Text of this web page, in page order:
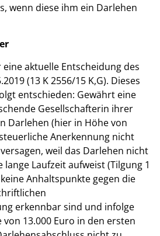
wenn diese ihm ein Darlehen
aktuelle Entscheidung des
(13 K 2556/15 K,G). Dieses
entschieden: Gewährt eine
Gesellschafterin ihrer
Darlehen (hier in Höhe von
Anerkennung nicht
weil das Darlehen nicht
Laufzeit aufweist (Tilgung 1
Anhaltspunkte gegen die
erkennbar sind und infolge
13.000 Euro in den ersten